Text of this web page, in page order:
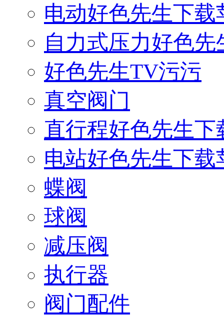
电动好色先生下
自力式压力好色
好色先生TV污污
真空阀门
直行程好色先生
电站好色先生下
蝶阀
球阀
减压阀
执行器
阀门配件